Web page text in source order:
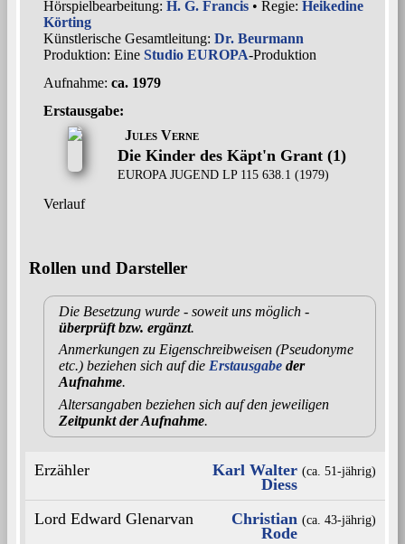
Hörspielbearbeitung: H. G. Francis • Regie: Heikedine
Körting
Künstlerische Gesamtleitung: Dr. Beurmann
Produktion: Eine Studio EUROPA-Produktion
Aufnahme: ca. 1979
Erstausgabe:
Jules Verne
Die Kinder des Käpt'n Grant (1)
EUROPA JUGEND LP 115 638.1 (1979)
Verlauf
Rollen und Darsteller
Die Besetzung wurde - soweit uns möglich -
überprüft bzw. ergänzt.
Anmerkungen zu Eigenschreibweisen (Pseudonyme
etc.) beziehen sich auf die Erstausgabe der
Aufnahme.
Altersangaben beziehen sich auf den jeweiligen
Zeitpunkt der Aufnahme.
Erzähler
Karl Walter
Diess
(ca. 51‑jährig)
Lord Edward Glenarvan
Christian
Rode
(ca. 43‑jährig)